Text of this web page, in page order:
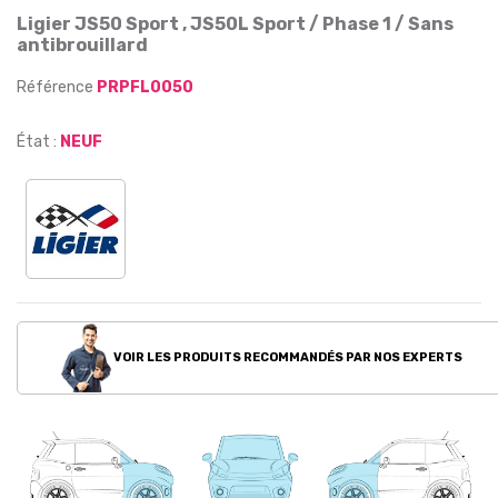
Ligier JS50 Sport , JS50L Sport / Phase 1 / Sans
antibrouillard
Référence PRPFL0050
État : NEUF
VOIR LES PRODUITS RECOMMANDÉS PAR NOS EXPERTS